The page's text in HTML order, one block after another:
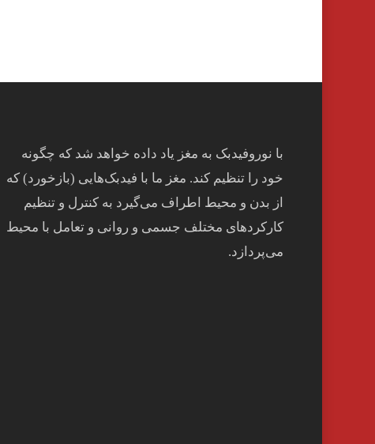
با نوروفیدبک به مغز ياد داده خواهد شد كه چگونه
خود را تنظيم كند. مغز ما با فيدبک‌هايی (بازخورد) که
از بدن و محيط اطراف می‌گيرد به کنترل و تنظيم
کارکردهای مختلف جسمی و روانی و تعامل با محيط
می‌پردازد.